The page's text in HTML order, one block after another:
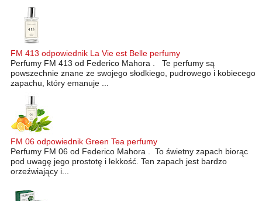
FM 413 odpowiednik La Vie est Belle perfumy
Perfumy FM 413 od Federico Mahora . Te perfumy są
powszechnie znane ze swojego słodkiego, pudrowego i kobiecego
zapachu, który emanuje ...
FM 06 odpowiednik Green Tea perfumy
Perfumy FM 06 od Federico Mahora . To świetny zapach biorąc
pod uwagę jego prostotę i lekkość. Ten zapach jest bardzo
orzeźwiający i...